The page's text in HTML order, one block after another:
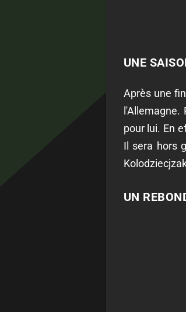
UNE
Après une
l'Allemagne.
pour lui. En
Il sera hors
UN